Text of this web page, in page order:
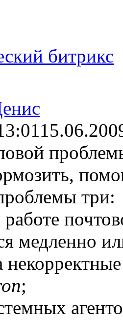
битрикс
три:
медленно
;